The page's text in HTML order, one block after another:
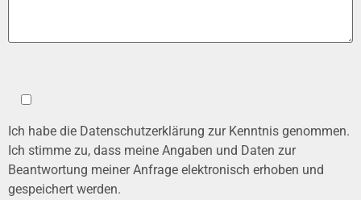
Ich habe die Datenschutzerklärung zur Kenntnis genommen.
Ich stimme zu, dass meine Angaben und Daten zur
Beantwortung meiner Anfrage elektronisch erhoben und
gespeichert werden.